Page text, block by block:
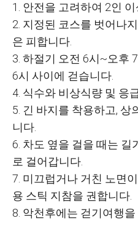
1. 안전을 고려하여 2인
2. 지정된 코스를 벗어나
은 피합니다.
3. 하절기 오전 6시~오후
6시 사이에 걷습니다.
4. 식수와 비상식량 및 응
5. 긴 바지를 착용하고,
니다.
6. 차도 옆을 걸을 때는 길
로 걸어갑니다.
7. 미끄럽거나 거친 노면
용 스틱 지참을 권합니다.
8. 악천후에는 걷기여행을